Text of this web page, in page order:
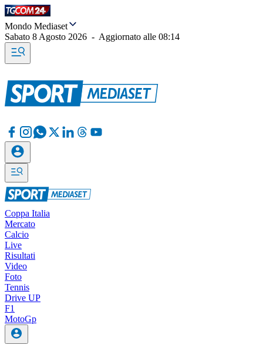
Mondo Mediaset
Sabato 8 Agosto 2026 - Aggiornato alle 08:14
Coppa Italia
Mercato
Calcio
Live
Risultati
Video
Foto
Tennis
Drive UP
F1
MotoGp